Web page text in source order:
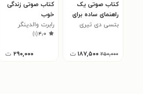
کتاب صوتی یک
راهنمای ساده برای
ترومای جمعی
بتسی دی تیری
۲۵۰,۰۰۰ ۱۸۷,۵۰۰ ت
کتاب صوتی زندگی
خوب
رابرت والدینگر
۴٫۰(۱)
۲۹۰,۰۰۰ ت